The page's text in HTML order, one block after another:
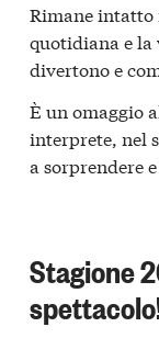
Rimane intatto
quotidiana e la
divertono e
È un omaggio
interprete, nel
a sorprendere
Stagione